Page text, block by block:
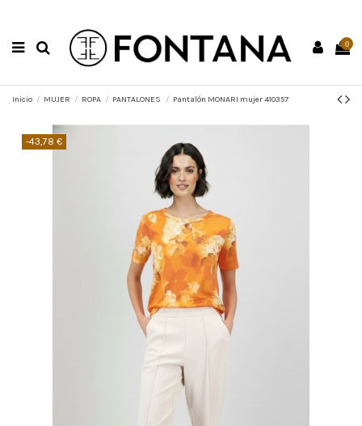
0
Inicio MUJER ROPA PANTALONES Pantalón MONARI mujer 410357
-43,78 €